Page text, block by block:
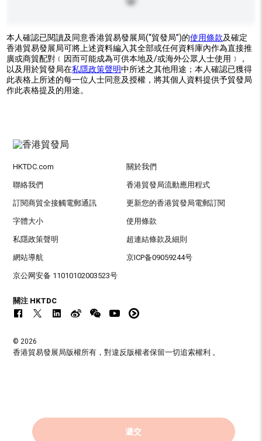
本人確認已閱讀及同意香港貿易發展局(“貿發局”)的使用條款及確定
香港貿易發展局可將上述資料編入其全部或任何資料庫內作為直接推
廣或商貿配對﹝因而可能成為可供本地及/或海外公眾人士使用﹞，
以及用於貿發局在私隱政策聲明中所述之其他用途；本人確認已獲得
此表格上所述的每一位人士同意及授權，將其個人資料提供予貿發局
作此表格提及的用途。
遞交
HKTDC.com 關於我們
聯絡我們 香港貿發局流動應用程式
訂閱商貿全接觸電郵通訊 更新您的香港貿發局電郵訂閱
字體大小 使用條款
私隱政策聲明 超連結條款及細則
網站導航 京ICP备09059244号
京公网安备 11010102003523号
關注 HKTDC
© 2026
香港貿易發展局版權所有，對違反版權者保留一切追索權利 。